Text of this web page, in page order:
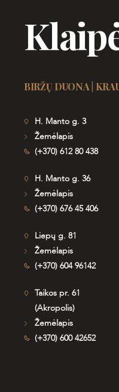
BIRŽŲ DUONA |
H. Manto g. 3
Žemėlapis
(+370) 612 80 438
H. Manto g. 36
Žemėlapis
(+370) 676 45 406
Liepų g. 81
Žemėlapis
(+370) 604 96142
Taikos pr. 61
(Akropolis)
Žemėlapis
(+370) 600 42652